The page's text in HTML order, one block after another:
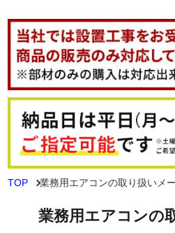
TOP 業務用エアコンの取り扱いメ
業務用エアコンの